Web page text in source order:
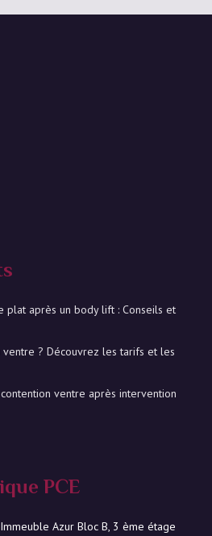
plat après un body lift : Conseils et
? Découvrez les tarifs et les
ventre après intervention
PCE
Immeuble Azur Bloc B, 3 ème étage